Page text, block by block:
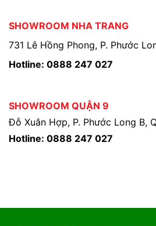
SHOWROOM NHA TRANG
731 Lê Hồng Phong, P. Phước
Hotline: 0888 247 027
SHOWROOM QUẬN 9
Đỗ Xuân Hợp, P. Phước Long B,
Hotline: 0888 247 027